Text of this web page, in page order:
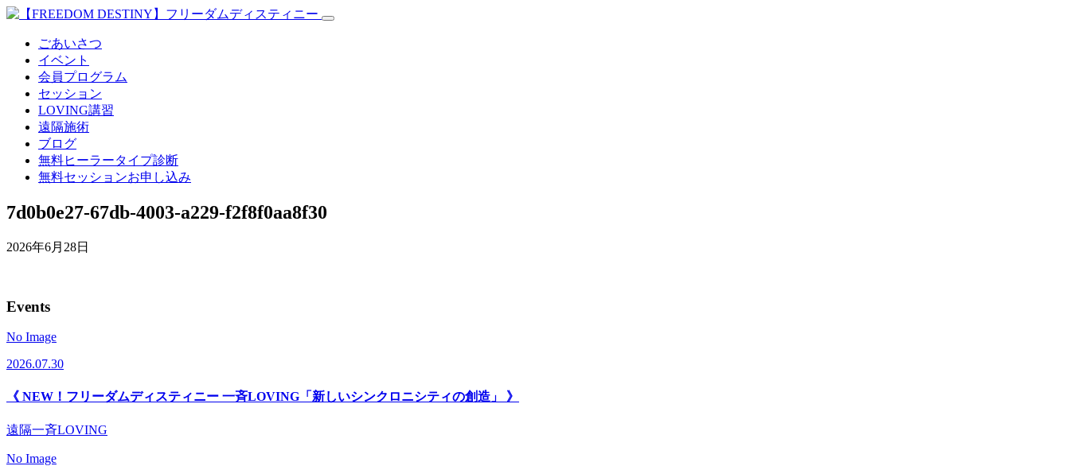
ごあいさつ
イベント
会員プログラム
セッション
LOVING講習
遠隔施術
ブログ
無料ヒーラータイプ診断
無料セッションお申し込み
7d0b0e27-67db-4003-a229-f2f8f0aa8f30
2026年6月28日
Events
No Image
2026.07.30
《 NEW！フリーダムディスティニー 一斉LOVING「新しいシンクロニシティの創造」 》
遠隔一斉LOVING
No Image